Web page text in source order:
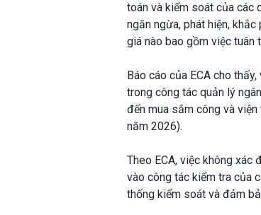
toán và kiểm soát của các
ngăn ngừa, phát hiện,
giá nào bao gồm việc tuân
Báo cáo của ECA cho
trong công tác quản lý
đến mua sắm công và
năm 2026).
Theo ECA, việc không xác
vào công tác kiểm tra của
thống kiểm soát và đảm